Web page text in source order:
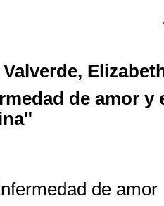
de amor y
de amor